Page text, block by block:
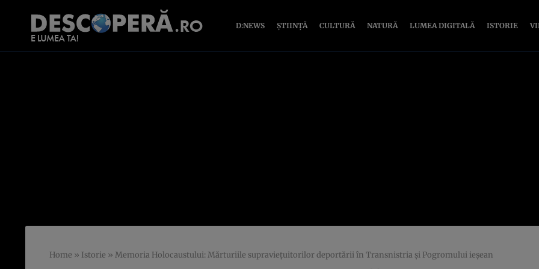
D:NEWS ȘTIINȚĂ CULTURĂ NATURĂ LUMEA DIGITALĂ ISTORIE
Home » Istorie » Memoria Holocaustului: Mărturiile supravieţuitorilor deportării în Transnistria şi Pogromului ieşean